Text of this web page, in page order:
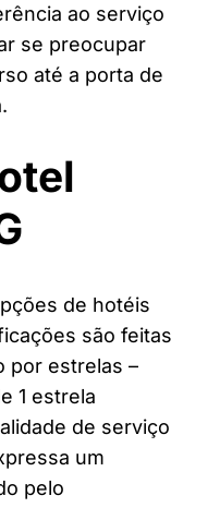
ao serviço
se preocupar
até a porta de
de hotéis
são feitas
por estrelas –
1 estrela
de serviço
um
pelo